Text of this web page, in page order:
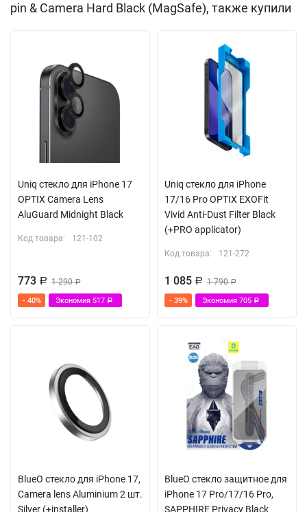
зарядку, картхолдер и другие аксессуары с таким креплением.
стилистике бренда. Поставляется в подарочной упаковке
производителя CG Mobile.
Встроенный магнитный модуль MagSafe
pin & Camera Hard Black (MagSafe), также купили
Uniq стекло для iPhone 17
OPTIX Camera Lens
AluGuard Midnight Black
Код товара: 121-102
773 Р 1 290Р
- 40% Экономия 517 Р
Uniq стекло для iPhone
17/16 Pro OPTIX EXOFit
Vivid Anti-Dust Filter Black
(+PRO applicator)
Код товара: 121-272
1 085 Р 1 790Р
- 39% Экономия 705 Р
BlueO стекло для iPhone 17,
Camera lens Aluminium 2 шт.
Silver (+installer)
BlueO стекло защитное для
iPhone 17 Pro/17/16 Pro,
SAPPHIRE Privacy Black